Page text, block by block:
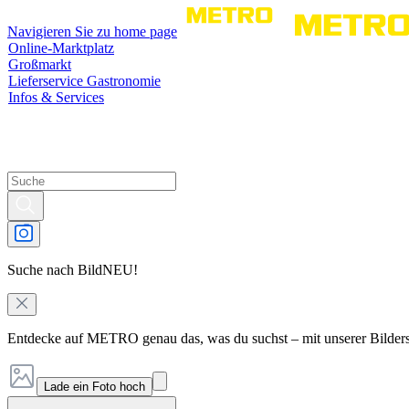
Navigieren Sie zu home page
Online-Marktplatz
Großmarkt
Lieferservice Gastronomie
Infos & Services
Suche nach BildNEU!
Entdecke auf METRO genau das, was du suchst – mit unserer
Lade ein Foto hoch